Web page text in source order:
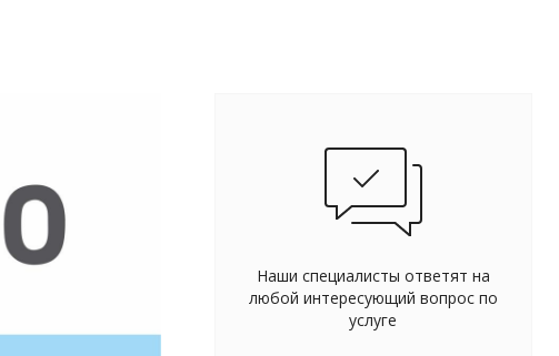
Наши специалисты ответят на
любой интересующий вопрос по
услуге